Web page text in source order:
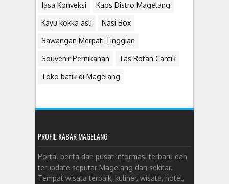
Jasa Konveksi Kaos Distro Magelang
Kayu kokka asli Nasi Box
Sawangan Merpati Tinggian
Souvenir Pernikahan Tas Rotan Cantik
Toko batik di Magelang
PROFIL KABAR MAGELANG
Portal berita dan pusat informasi terbaru dan
terupdate seputar Magelang dan sekitar.
Tempat wisata terbaik, kuliner, wisata, hotel,